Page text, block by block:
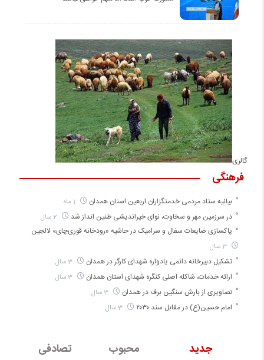
گالری
جدید محبوب تصادفی
فرهنگی
بیانیه ستاد مردمی خدمتگزاران اربعین استان همدان
در سرزمین مهر و سخاوت، نوای خیراندیشی طنین انداز شد
پاکسازی ضایعات سفال و سرامیک در حاشیه «رودخانه قوری‌چای» لالجین
3 سال
تشکیل دبیرخانه دائمی یادواره شهدای کارگر در همدان 3 سال
ارائه خدمات، شاکله اصلی کنگره شهدای استان همدان 3 سال
تصاویری از بارش سنگین برف در همدان 3 سال
امام حسین(ع) در مقابل سند ۲۰۳۰ 3 سال